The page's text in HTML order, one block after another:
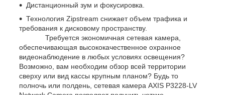
Дистанционный зум и фокусировка.
Технология Zipstream снижает объем трафика и
требования к дисковому пространству.
Требуется экономичная сетевая камера,
обеспечивающая высококачественное охранное
видеонаблюдение в любых условиях освещения?
Возможно, вам необходим обзор всей территории
сверху или вид кассы крупным планом? Будь то
полночь или полдень, сетевая камера AXIS P3228-LV